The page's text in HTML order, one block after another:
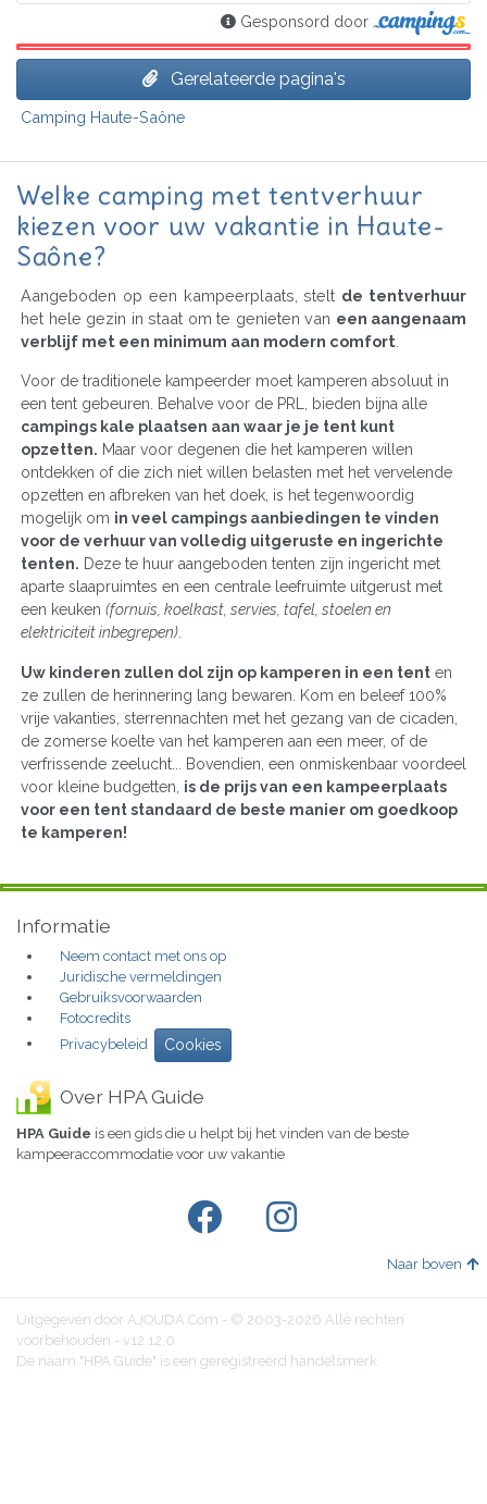
Gesponsord door
Gerelateerde pagina's
Camping Haute-Saône
Welke camping met tentverhuur
kiezen voor uw vakantie in Haute-
Saône?
Aangeboden op een kampeerplaats, stelt de tentverhuur
het hele gezin in staat om te genieten van een aangenaam
verblijf met een minimum aan modern comfort
Voor de traditionele kampeerder moet kamperen absoluut in
een tent gebeuren. Behalve voor de PRL, bieden bijna alle
campings kale plaatsen aan waar je je tent kunt
opzetten. Maar voor degenen die het kamperen willen
ontdekken of die zich niet willen belasten met het vervelende
opzetten en afbreken van het doek, is het tegenwoordig
mogelijk om in veel campings aanbiedingen te vinden
voor de verhuur van volledig uitgeruste en ingerichte
tenten. Deze te huur aangeboden tenten zijn ingericht met
aparte slaapruimtes en een centrale leefruimte uitgerust met
een keuken (fornuis, koelkast, servies, tafel, stoelen en
elektriciteit inbegrepen).
Uw kinderen zullen dol zijn op kamperen in een tent en
ze zullen de herinnering lang bewaren. Kom en beleef 100%
vrije vakanties, sterrennachten met het gezang van de cicaden,
de zomerse koelte van het kamperen aan een meer, of de
verfrissende zeelucht... Bovendien, een onmiskenbaar voordeel
voor kleine budgetten, is de prijs van een kampeerplaats
voor een tent standaard de beste manier om goedkoop
te kamperen!
Informatie
Neem contact met ons op
Juridische vermeldingen
Gebruiksvoorwaarden
Fotocredits
Privacybeleid
Cookies
Over HPA Guide
HPA Guide is een gids die u helpt bij het vinden van de beste
kampeeraccommodatie voor uw vakantie
Naar boven
Uitgegeven door AJOUDA.Com - © 2003-2026 Alle rechten
voorbehouden - v12.12.0
De naam "HPA Guide" is een geregistreerd handelsmerk.